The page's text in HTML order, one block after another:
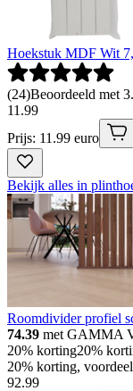
Hoekstuk MDF Wit
(24)Beoordeeld met
11 .99
Prijs: 11.99 euro
Bekijk alles in
Roomdivider profiel
74.39 met GAMMA
20% korting20%
20% korting,
92.99